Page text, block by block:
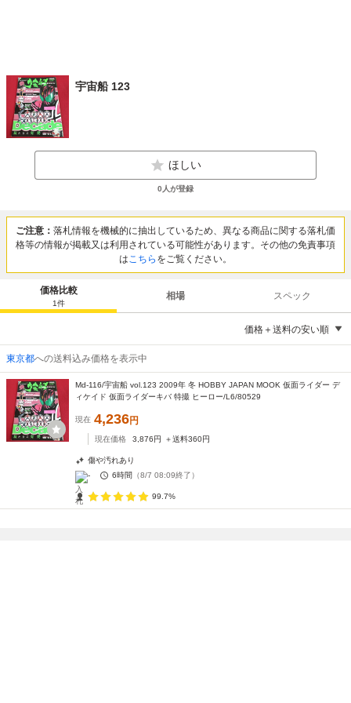
宇宙船 123
ほしい
0 人が登録
ご注意： 落札情報を機械的に抽出しているため、異なる商品に関する落札価
格等の情報が掲載又は利用されている可能性があります。その他の免責事項
はこちら をご覧ください。
価格比較
1件
相場 スペック
価格＋送料の安い順
東京都への送料込み価格を表示中
Md-116/宇宙船 vol.123 2009年 冬 HOBBY JAPAN MOOK 仮面ライダー デ
ィケイド 仮面ライダーキバ 特撮 ヒーロー/L6/80529
現在 4,236円
現在価格 3,876円 ＋送料360円
傷や汚れあり
-
6時間 （8/7 08:09終了）
99.7%